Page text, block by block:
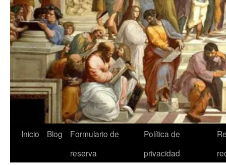
Inicio Blog
Formulario de
reserva
Política de
privacidad